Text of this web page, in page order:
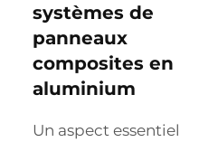
systèmes de
panneaux
composites en
aluminium
Un aspect essentiel